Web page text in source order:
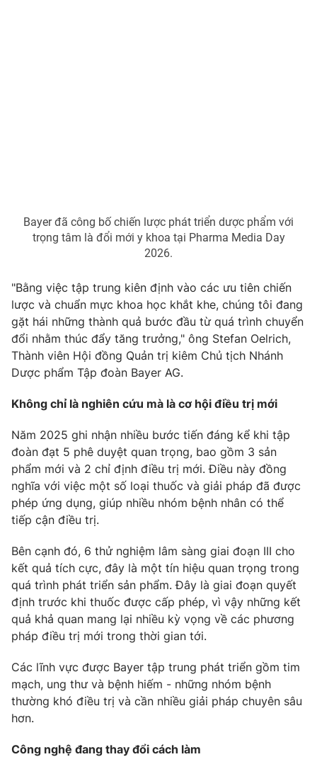
VTV Money VTV Thể thao
Bất động sản
Thị trường 24h Tấm lòng Việt
VTV4 Vươn mình bằng AI
VTV9
THỜI BÁO VTV
Cơ quan chủ quản:Đài Truyền hình Việt Nam
Cơ quan báo chí:Thời báo VTV
Giấy phép hoạt động báo in và báo điện tử số 483/GP-BTTTT
cấp ngày 29/12/2023
Phó Tổng Biên tập: Nguyễn Thị Mỹ Hạnh, Phạm Quốc Thắng,
Nguyễn Trọng Ninh
Tổng đài VTV:024.38 355 931 - 024.38 355 932
Email: toasoan@vtv.vn
Bayer đã công bố chiến lược phát triển dược phẩm với
trọng tâm là đổi mới y khoa tại Pharma Media Day
2026.
"Bằng việc tập trung kiên định vào các ưu tiên chiến
lược và chuẩn mực khoa học khắt khe, chúng tôi đang
gặt hái những thành quả bước đầu từ quá trình chuyển
đổi nhằm thúc đẩy tăng trưởng," ông Stefan Oelrich,
Thành viên Hội đồng Quản trị kiêm Chủ tịch Nhánh
Dược phẩm Tập đoàn Bayer AG.
Không chỉ là nghiên cứu mà là cơ hội điều trị mới
Năm 2025 ghi nhận nhiều bước tiến đáng kể khi tập
đoàn đạt 5 phê duyệt quan trọng, bao gồm 3 sản
phẩm mới và 2 chỉ định điều trị mới. Điều này đồng
nghĩa với việc một số loại thuốc và giải pháp đã được
phép ứng dụng, giúp nhiều nhóm bệnh nhân có thể
tiếp cận điều trị.
Bên cạnh đó, 6 thử nghiệm lâm sàng giai đoạn III cho
kết quả tích cực, đây là một tín hiệu quan trọng trong
quá trình phát triển sản phẩm. Đây là giai đoạn quyết
định trước khi thuốc được cấp phép, vì vậy những kết
quả khả quan mang lại nhiều kỳ vọng về các phương
pháp điều trị mới trong thời gian tới.
Các lĩnh vực được Bayer tập trung phát triển gồm tim
mạch, ung thư và bệnh hiếm - những nhóm bệnh
thường khó điều trị và cần nhiều giải pháp chuyên sâu
hơn.
Công nghệ đang thay đổi cách làm